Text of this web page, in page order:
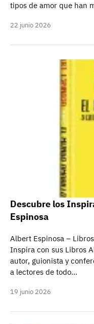
tipos de amor que han
22 junio 2026
Descubre los
Espinosa
Albert Espinosa –
Inspira con sus Libros
autor, guionista y
a lectores de todo…
19 junio 2026